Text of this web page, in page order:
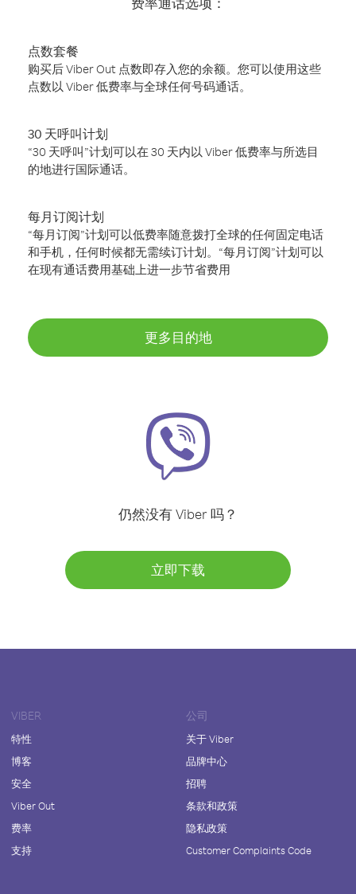
点数套餐
购买后 Viber Out 点数即存入您的余额。您可以使用这些
点数以 Viber 低费率与全球任何号码通话。
30 天呼叫计划
“30 天呼叫”计划可以在 30 天内以 Viber 低费率与所选目
的地进行国际通话。
每月订阅计划
“每月订阅”计划可以低费率随意拨打全球的任何固定电话
和手机，任何时候都无需续订计划。“每月订阅”计划可以
在现有通话费用基础上进一步节省费用
更多目的地
仍然没有 Viber 吗？
立即下载
VIBER
特性
博客
安全
Viber Out
费率
支持
公司
关于 Viber
品牌中心
招聘
条款和政策
隐私政策
Customer Complaints Code